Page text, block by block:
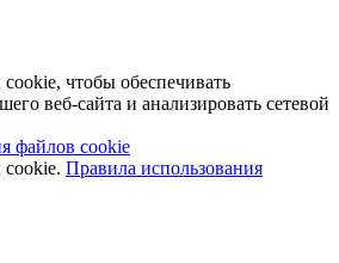
чтобы обеспечивать
веб-сайта и анализировать сетевой
файлов cookie
Правила использования